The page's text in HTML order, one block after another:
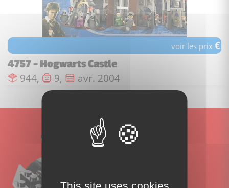
voir les prix €
4757 - Hogwarts Castle
Nombre de pièces :
944, Nombre de figurines :
9, Date de sortie :
avr. 2004